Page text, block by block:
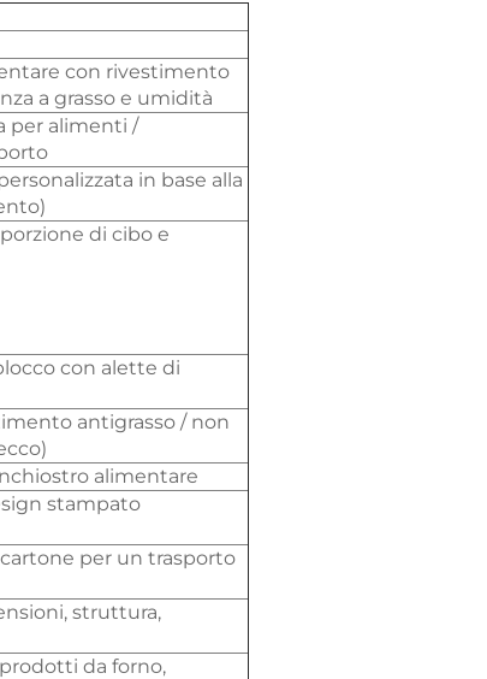
con rivestimento
a grasso e umidità
per alimenti /
in base alla
di cibo e
con alette di
antigrasso / non
alimentare
stampato
per un trasporto
struttura,
da forno,